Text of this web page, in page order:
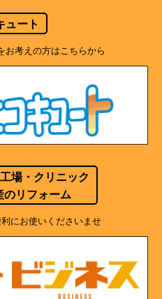
ュート
お考えの方はこちらから
場・クリニック
リフォーム
にお使いくださいませ